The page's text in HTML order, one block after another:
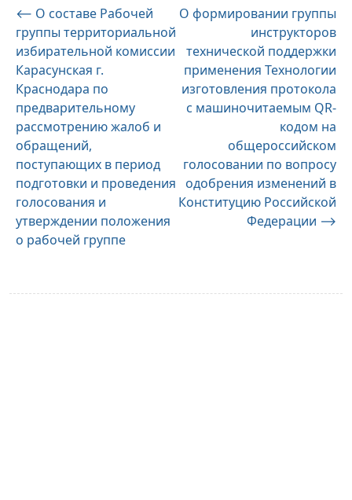
Навигация
по
записям
⟵ О составе Рабочей
группы территориальной
избирательной комиссии
Карасунская г.
Краснодара по
предварительному
рассмотрению жалоб и
обращений,
поступающих в период
подготовки и проведения
голосования и
утверждении положения
о рабочей группе
О формировании группы
инструкторов
технической поддержки
применения Технологии
изготовления протокола
с машиночитаемым QR-
кодом на
общероссийском
голосовании по вопросу
одобрения изменений в
Конституцию Российской
Федерации ⟶